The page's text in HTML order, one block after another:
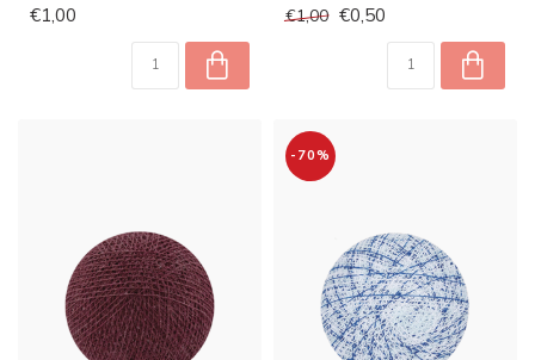
€1,00
€1,00 €0,50
-70%